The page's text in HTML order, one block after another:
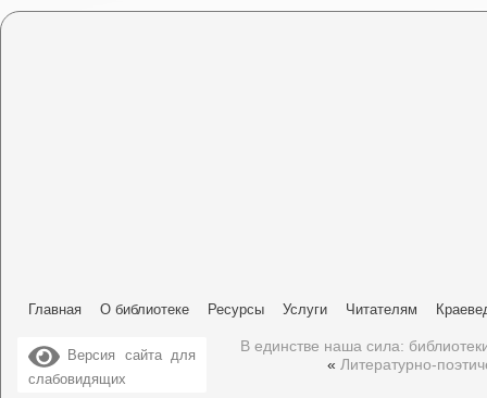
Главная О библиотеке Ресурсы Услуги Читателям
Версия сайта для
слабовидящих
В единстве наша сила:
« Литературно-